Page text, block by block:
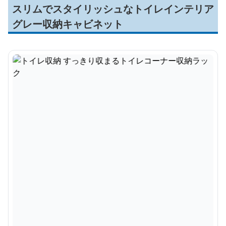
スリムでスタイリッシュなトイレインテリア
グレー収納キャビネット